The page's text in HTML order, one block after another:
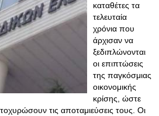
καταθέτες τα
τελευταία
χρόνια που
άρχισαν να
ξεδιπλώνονται
οι επιπτώσεις
της παγκόσμιας
οικονομικής
κρίσης, ώστε
τις αποταμιεύσεις τους. Οι